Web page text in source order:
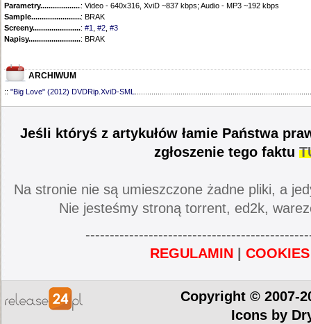
Parametry.........................................: Video - 640x316, XviD ~837 kbps; Audio - MP3 ~192 kbps
Sample............................................
: BRAK
Screeny...........................................
: #1 #2 #3
Napisy............................................
: BRAK
ARCHIWUM
:: "Big Love" (2012) DVDRip.XviD-SML
Jeśli któryś z artykułów łamie Państwa
zgłoszenie tego faktu
Na stronie nie są umieszczone żadne pliki, a
Nie jesteśmy stroną torrent, ed2k,
REGULAMIN
COOKIES
Copyright © 2007-
Icons by